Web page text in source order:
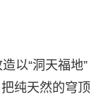
以“洞天福地”
纯天然的穹顶